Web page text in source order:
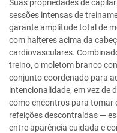
Suas propriedades de
sessões intensas de
garante amplitude total de
com halteres acima da
cardiovasculares.
treino, o moletom branco
conjunto coordenado para
intencionalidade, em vez de
como encontros para tomar
refeições descontraídas —
entre aparência cuidada e